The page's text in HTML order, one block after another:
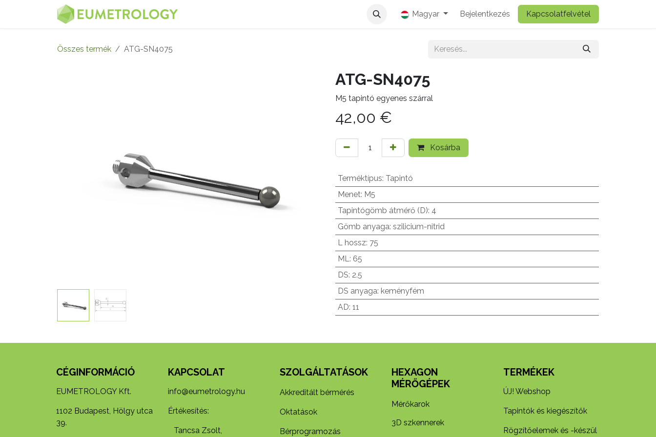
Kihagyás és továbblépés a tartalomhoz
Magyar Bejelentkezés Kapcsolatfelvétel
Összes termék ATG-SN4075
ATG-SN4075
M5 tapintó egyenes szárral
42,00 €
Kosárba
Terméktípus: Tapintó
Menet: M5
Tapintógömb átmérő (D): 4
Gömb anyaga: szilicium-nitrid
L hossz: 75
ML: 65
DS: 2.5
DS anyaga: keményfém
AD: 11
CÉGINFORMÁCIÓ
EUMETROLOGY Kft.
1102 Budapest, Hölgy utca
39.
KAPCSOLAT
info@eumetrology.hu
Értékesítés:
Tancsa Zsolt,
SZOLGÁLTATÁSOK
Akkreditált bérmérés
Oktatások
Bérprogramozás
HEXAGON
MÉRŐGÉPEK
Mérőkarok
3D szkennerek
TERMÉKEK
ÚJ! Webshop
Tapintók és kiegészítők
Rögzítőelemek és -készül​